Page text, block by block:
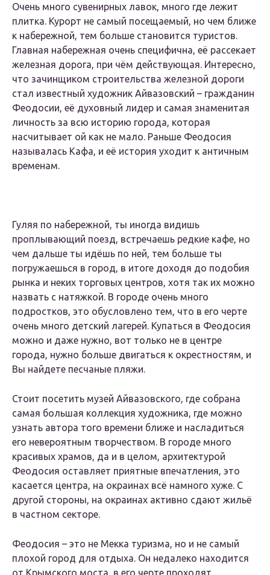
Очень много сувенирных лавок, много где лежит
плитка. Курорт не самый посещаемый, но чем ближе
к набережной, тем больше становится туристов.
Главная набережная очень специфична, её рассекает
железная дорога, при чём действующая. Интересно,
что зачинщиком строительства железной дороги
стал известный художник Айвазовский – гражданин
Феодосии, её духовный лидер и самая знаменитая
личность за всю историю города, которая
насчитывает ой как не мало. Раньше Феодосия
называлась Кафа, и её история уходит к античным
временам.
Гуляя по набережной, ты иногда видишь
проплывающий поезд, встречаешь редкие кафе, но
чем дальше ты идёшь по ней, тем больше ты
погружаешься в город, в итоге доходя до подобия
рынка и неких торговых центров, хотя так их можно
назвать с натяжкой. В городе очень много
подростков, это обусловлено тем, что в его черте
очень много детский лагерей. Купаться в Феодосия
можно и даже нужно, вот только не в центре
города, нужно больше двигаться к окрестностям, и
Вы найдете песчаные пляжи.
Стоит посетить музей Айвазовского, где собрана
самая большая коллекция художника, где можно
узнать автора того времени ближе и насладиться
его невероятным творчеством. В городе много
красивых храмов, да и в целом, архитектурой
Феодосия оставляет приятные впечатления, это
касается центра, на окраинах всё намного хуже. С
другой стороны, на окраинах активно сдают жильё
в частном секторе.
Феодосия – это не Мекка туризма, но и не самый
плохой город для отдыха. Он недалеко находится
от Крымского моста, в его черте проходят